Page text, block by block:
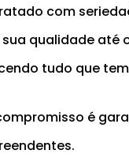
com
qualidade até
tudo que
é